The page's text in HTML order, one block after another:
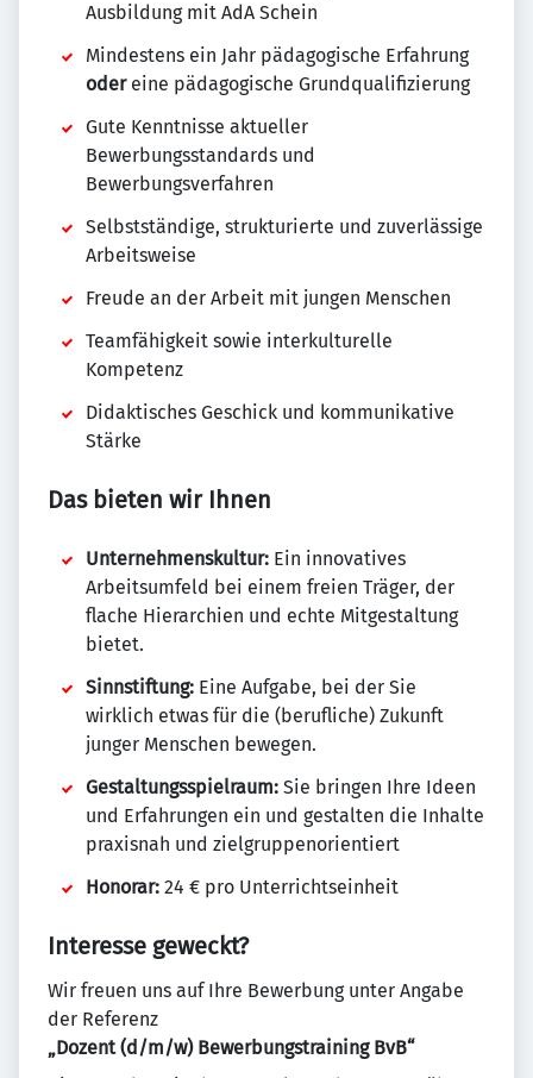
Ausbildung mit AdA Schein
Mindestens ein Jahr pädagogische Erfahrung
odereine pädagogische Grundqualifizierung
Gute Kenntnisse aktueller
Bewerbungsstandards und
Bewerbungsverfahren
Selbstständige, strukturierte und zuverlässige
Arbeitsweise
Freude an der Arbeit mit jungen Menschen
Teamfähigkeit sowie interkulturelle
Kompetenz
Didaktisches Geschick und kommunikative
Stärke
Das bieten wir Ihnen
Unternehmenskultur: Ein innovatives
Arbeitsumfeld bei einem freien Träger, der
flache Hierarchien und echte Mitgestaltung
bietet.
Sinnstiftung: Eine Aufgabe, bei der Sie
wirklich etwas für die (berufliche) Zukunft
junger Menschen bewegen.
Gestaltungsspielraum: Sie bringen Ihre Ideen
und Erfahrungen ein und gestalten die Inhalte
praxisnah und zielgruppenorientiert
Honorar: 24 € pro Unterrichtseinheit
Interesse geweckt?
Wir freuen uns auf Ihre Bewerbung unter Angabe
der Referenz
„Dozent (d/m/w) Bewerbungstraining BvB“